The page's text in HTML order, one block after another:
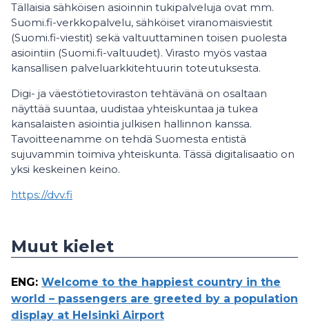
Tällaisia sähköisen asioinnin tukipalveluja ovat mm.
Suomi.fi-verkkopalvelu, sähköiset viranomaisviestit
(Suomi.fi-viestit) sekä valtuuttaminen toisen puolesta
asiointiin (Suomi.fi-valtuudet). Virasto myös vastaa
kansallisen palveluarkkitehtuurin toteutuksesta.
Digi- ja väestötietoviraston tehtävänä on osaltaan
näyttää suuntaa, uudistaa yhteiskuntaa ja tukea
kansalaisten asiointia julkisen hallinnon kanssa.
Tavoitteenamme on tehdä Suomesta entistä
sujuvammin toimiva yhteiskunta. Tässä digitalisaatio on
yksi keskeinen keino.
https://dvv.fi
Muut kielet
ENG: Welcome to the happiest country in the
world – passengers are greeted by a population
display at Helsinki Airport